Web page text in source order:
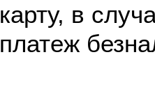
карту, в
платеж